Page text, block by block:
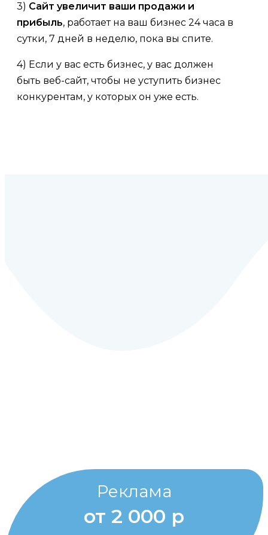
3) Сайт увеличит ваши продажи и
прибыль, работает на ваш бизнес 24 часа в
сутки, 7 дней в неделю, пока вы спите.
4) Если у вас есть бизнес, у вас должен
быть веб-сайт, чтобы не уступить бизнес
конкурентам, у которых он уже есть.
Реклама
от 2 000 р